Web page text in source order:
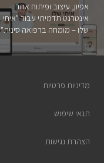
אפיון, עיצוב ופיתוח אתר
אינטרנט תדמיתי עבור "איתי
שלו – מומחה ברפואה סינית"
מדיניות פרטיות
תנאי שימוש
הצהרת נגישות